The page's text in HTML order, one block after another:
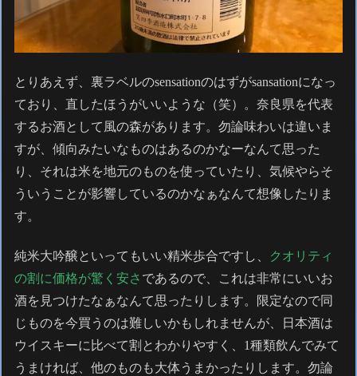
とりあえず、裏ラベルのsensationのはずがsansationになっ
ており、直したほうがいいような（笑）。奈良県を代表
するお酒として風の森があります。勿論味わいは違いま
すが、傾向みたいなものはあるのかなーなんて思った
り、それは米を地元のものを使っていたり、気候やらそ
ういうことが影響しているのかなぁなんて想像したりま
す。
純米大吟醸といってもいい精米歩合ですし、
クオリティ
の割に価格が驚く安さ であるので、これは非常にいいお
酒を見つけたなぁなんて思ったりします。限定なので同
じものを今買うのは難しいかもしれませんが、日本酒は
ウイスキーに比べて割とわかりやすく、1種類飲んでみて
うまければ、他のものも大体うまかったりします。勿論